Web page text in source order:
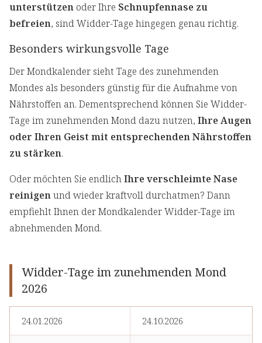
unterstützen oder Ihre Schnupfennase zu
befreien, sind Widder-Tage hingegen genau richtig.
Besonders wirkungsvolle Tage
Der Mondkalender sieht Tage des zunehmenden
Mondes als besonders günstig für die Aufnahme von
Nährstoffen an. Dementsprechend können Sie Widder-
Tage im zunehmenden Mond dazu nutzen, Ihre Augen
oder Ihren Geist mit entsprechenden Nährstoffen
zu stärken.
Oder möchten Sie endlichIhre verschleimte Nase
reinigenund wieder kraftvoll durchatmen? Dann
empfiehlt Ihnen der Mondkalender Widder-Tage im
abnehmenden Mond.
Widder-Tage im zunehmenden Mond
2026
24.01.2026 24.10.2026